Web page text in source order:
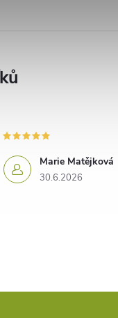
Marie Matějková
30.6.2026